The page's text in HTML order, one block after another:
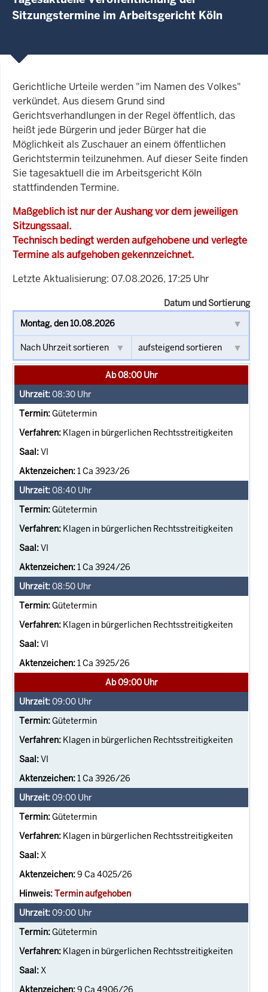
Sitzungstermine im Arbeitsgericht Köln
Gerichtliche Urteile werden "im Namen des Volkes"
verkündet. Aus diesem Grund sind
Gerichtsverhandlungen in der Regel öffentlich, das
heißt jede Bürgerin und jeder Bürger hat die
Möglichkeit als Zuschauer an einem öffentlichen
Gerichtstermin teilzunehmen. Auf dieser Seite finden
Sie tagesaktuell die im Arbeitsgericht Köln
stattfindenden Termine.
Maßgeblich ist nur der Aushang vor dem jeweiligen
Sitzungssaal.
Technisch bedingt werden aufgehobene und verlegte
Termine als aufgehoben gekennzeichnet.
Letzte Aktualisierung: 07.08.2026, 17:25 Uhr
Datum und Sortierung
Ab 08:00 Uhr
08:30 Uhr
Gütetermin
Klagen in bürgerlichen Rechtsstreitigkeiten
VI
1 Ca 3923/26
08:40 Uhr
Gütetermin
Klagen in bürgerlichen Rechtsstreitigkeiten
VI
1 Ca 3924/26
08:50 Uhr
Gütetermin
Klagen in bürgerlichen Rechtsstreitigkeiten
VI
1 Ca 3925/26
Ab 09:00 Uhr
09:00 Uhr
Gütetermin
Klagen in bürgerlichen Rechtsstreitigkeiten
VI
1 Ca 3926/26
09:00 Uhr
Gütetermin
Klagen in bürgerlichen Rechtsstreitigkeiten
X
9 Ca 4025/26
Termin aufgehoben
09:00 Uhr
Gütetermin
Klagen in bürgerlichen Rechtsstreitigkeiten
X
9 Ca 4906/26